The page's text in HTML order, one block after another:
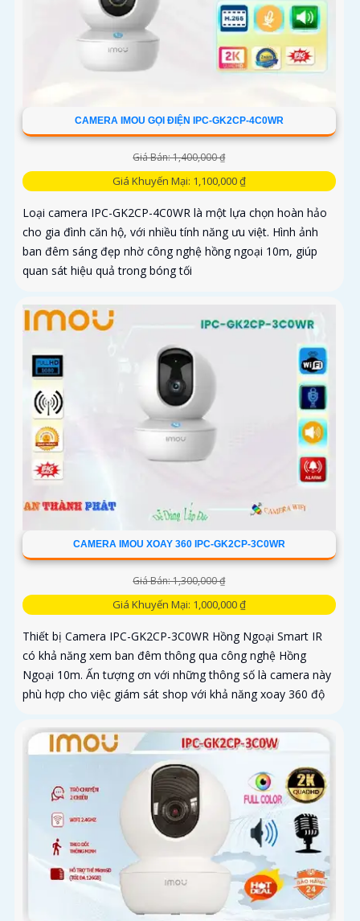
CAMERA IMOU GỌI ĐIỆN IPC-GK2CP-4C0WR
Giá Bán: 1,400,000 ₫
Giá Khuyến Mại: 1,100,000 ₫
Loại camera IPC-GK2CP-4C0WR là một lựa chọn hoàn hảo
cho gia đình căn hộ, với nhiều tính năng ưu việt. Hình ảnh
ban đêm sáng đẹp nhờ công nghệ hồng ngoại 10m, giúp
quan sát hiệu quả trong bóng tối
CAMERA IMOU XOAY 360 IPC-GK2CP-3C0WR
Giá Bán: 1,300,000 ₫
Giá Khuyến Mại: 1,000,000 ₫
Thiết bị Camera IPC-GK2CP-3C0WR Hồng Ngoại Smart IR
có khả năng xem ban đêm thông qua công nghệ Hồng
Ngoại 10m. Ấn tượng ơn với những thông số là camera này
phù hợp cho việc giám sát shop với khả năng xoay 360 độ